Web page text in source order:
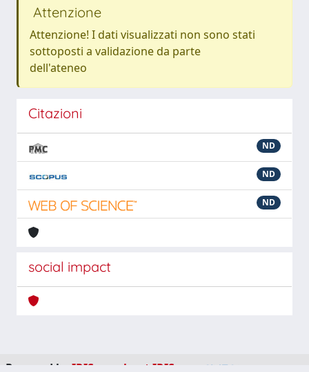
Attenzione
Attenzione! I dati visualizzati non sono stati
sottoposti a validazione da parte
dell'ateneo
Citazioni
ND
ND
ND
social impact
Powered by IRIS about IRIS